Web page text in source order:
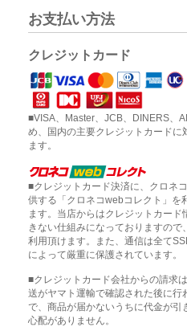
お支払い方法
クレジットカード
■VISA、Master、JCB、DINERS、
め、国内の主要クレジットカードに
ます。
■クレジットカード決済に、クロネ
供する「クロネコwebコレクト」を
ます。当店からはクレジットカード
きない仕組みになっておりますので
利用頂けます。また、通信は全て
によって厳重に保護されています。
■クレジットカード会社からの請求
送がヤマト運輸で確認された後に行
で、商品が届かないうちに代金が引
心配がありません。